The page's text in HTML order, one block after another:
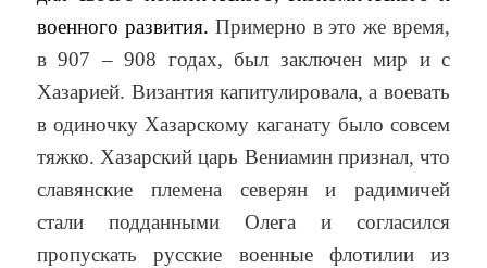
военного развития. Примерно в это же время,
в 907 – 908 годах, был заключен мир и с
Хазарией. Византия капитулировала, а воевать
в одиночку Хазарскому каганату было совсем
тяжко. Хазарский царь Вениамин признал, что
славянские племена северян и радимичей
стали подданными Олега и согласился
пропускать русские военные флотилии из